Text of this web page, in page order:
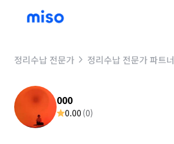
정리수납 전문가 정리수납 전문가 파트너
000
0.00 (0)